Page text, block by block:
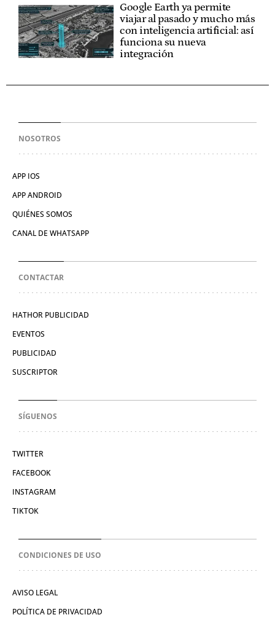
Google Earth ya permite
viajar al pasado y mucho más
con inteligencia artificial: así
funciona su nueva
integración
NOSOTROS
APP IOS
APP ANDROID
QUIÉNES SOMOS
CANAL DE WHATSAPP
CONTACTAR
HATHOR PUBLICIDAD
EVENTOS
PUBLICIDAD
SUSCRIPTOR
SÍGUENOS
TWITTER
FACEBOOK
INSTAGRAM
TIKTOK
CONDICIONES DE USO
AVISO LEGAL
POLÍTICA DE PRIVACIDAD